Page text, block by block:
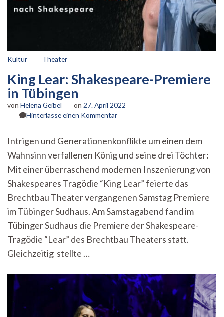
Kultur Theater
King Lear: Shakespeare-Premiere
in Tübingen
von Helena Geibel on 27. April 2022
Hinterlasse einen Kommentarzu
Shakespeare-
Premiere
in
Tübingen
Intrigen und Generationenkonflikte um einen dem
Wahnsinn verfallenen König und seine drei Töchter:
Mit einer überraschend modernen Inszenierung von
Shakespeares Tragödie “King Lear” feierte das
Brechtbau Theater vergangenen Samstag Premiere
im Tübinger Sudhaus. Am Samstagabend fand im
Tübinger Sudhaus die Premiere der Shakespeare-
Tragödie “Lear” des Brechtbau Theaters statt.
Gleichzeitig stellte …